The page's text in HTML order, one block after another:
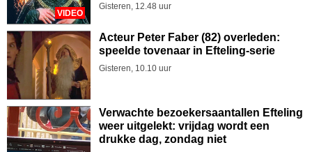
VIDEO
Gisteren, 12.48 uur
Acteur Peter Faber (82) overleden:
speelde tovenaar in Efteling-serie
Gisteren, 10.10 uur
Verwachte bezoekersaantallen Efteling
weer uitgelekt: vrijdag wordt een
drukke dag, zondag niet